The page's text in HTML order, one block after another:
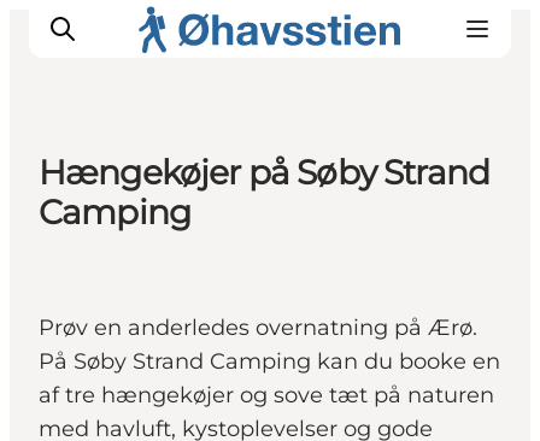
Inspiration
Hængekøjer på Søby Strand
Camping
Prøv en anderledes overnatning på Ærø.
På Søby Strand Camping kan du booke en
af tre hængekøjer og sove tæt på naturen
med havluft, kystoplevelser og gode